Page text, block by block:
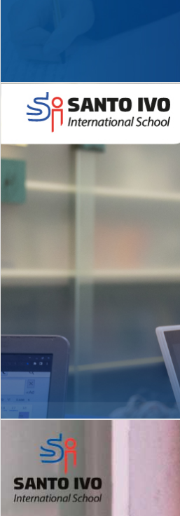
Novidades 2026 High School
Matrículas Abertas 2026
EDUCAÇÃO
Inglês todos
Dupla
2º AO 5º ANO